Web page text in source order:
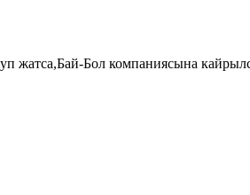
жатса,Бай-Бол компаниясына